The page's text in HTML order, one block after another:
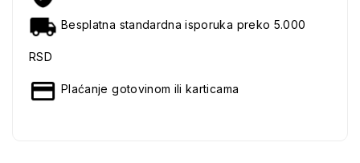
Besplatna standardna isporuka preko 5.000
RSD
Plaćanje gotovinom ili karticama